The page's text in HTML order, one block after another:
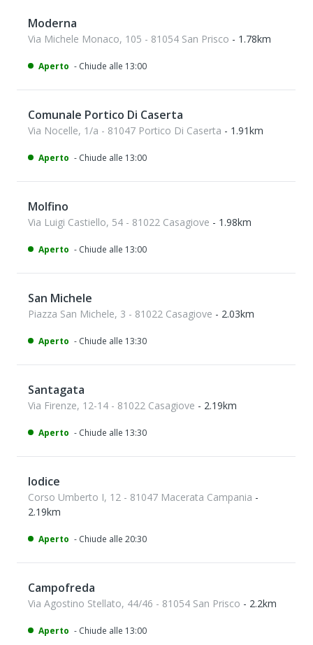
Moderna
Via Michele Monaco, 105 - 81054 San Prisco - 1.78km
Aperto - Chiude alle 13:00
Comunale Portico Di Caserta
Via Nocelle, 1/a - 81047 Portico Di Caserta - 1.91km
Aperto - Chiude alle 13:00
Molfino
Via Luigi Castiello, 54 - 81022 Casagiove - 1.98km
Aperto - Chiude alle 13:00
San Michele
Piazza San Michele, 3 - 81022 Casagiove - 2.03km
Aperto - Chiude alle 13:30
Santagata
Via Firenze, 12-14 - 81022 Casagiove - 2.19km
Aperto - Chiude alle 13:30
Iodice
Corso Umberto I, 12 - 81047 Macerata Campania -
2.19km
Aperto - Chiude alle 20:30
Campofreda
Via Agostino Stellato, 44/46 - 81054 San Prisco - 2.2km
Aperto - Chiude alle 13:00